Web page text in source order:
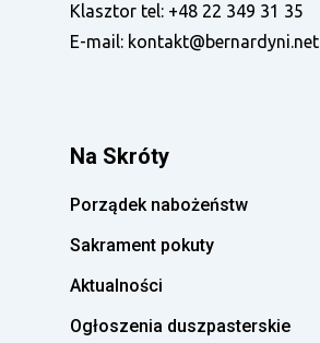
Klasztor tel: +48 22 349 31 35
E-mail: kontakt@bernardyni.net
Na Skróty
Porządek nabożeństw
Sakrament pokuty
Aktualności
Ogłoszenia duszpasterskie